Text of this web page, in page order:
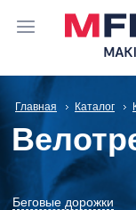
Главная Каталог
Беговые дорожки